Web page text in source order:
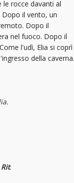
le rocce davanti al
Dopo il vento, un
Dopo il
nel fuoco. Dopo il
l'udì, Elia si coprì
della caverna.
Rit.